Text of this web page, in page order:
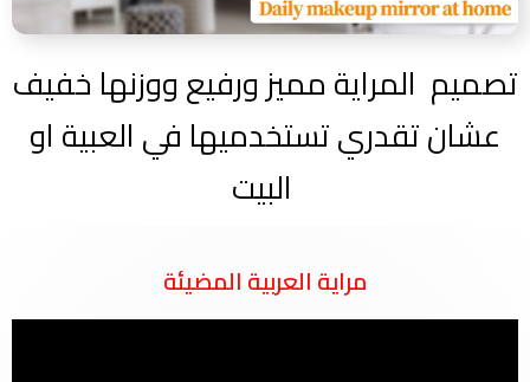
تصميم المراية مميز ورفيع ووزنها خفيف
عشان تقدري تستخدميها في العبية او
مراية العربية المضيئة